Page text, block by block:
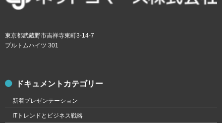
東京都武蔵野市吉祥寺東町3-14-7
プルトムハイツ 301
ドキュメントカテゴリー
新着プレゼンテーション
ITトレンドとビジネス戦略